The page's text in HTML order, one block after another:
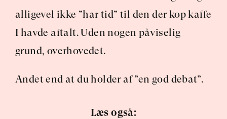
alligevel ikke ”har tid” til den der kop kaffe
I havde aftalt. Uden nogen påviselig
grund, overhovedet.
Andet end at du holder af ”en god debat”.
Læs også: